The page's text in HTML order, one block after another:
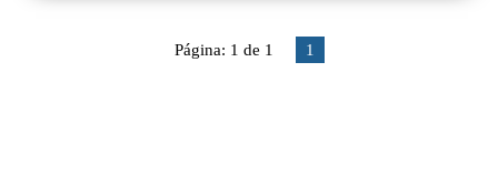
Página: 1 de 1 1